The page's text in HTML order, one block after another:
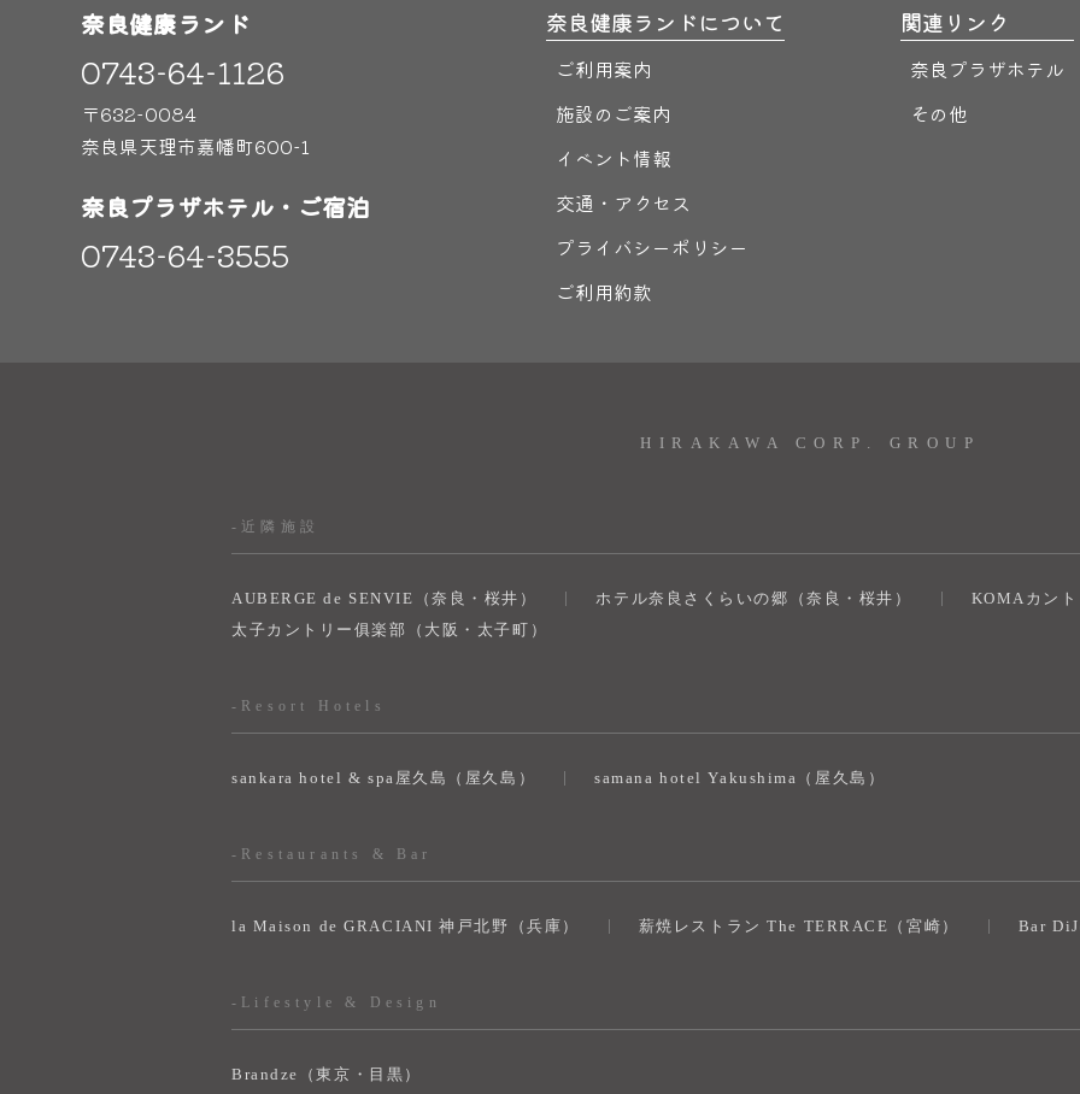
奈良健康ランド
0743-64-1126
〒632-0084
奈良県天理市嘉幡町600-1
奈良プラザホテル・ご宿泊
0743-64-3555
奈良健康ランドについて
ご利用案内
施設のご案内
イベント情報
交通・アクセス
プライバシーポリシー
ご利用約款
関連リンク
奈良プラザホテル
その他
HIRAKAWA CORP. GROUP
-近隣施設
AUBERGE de SENVIE（奈良・桜井） ホテル奈良さくらいの郷（奈良・桜井）
KOMAカント
太子カントリー俱楽部（大阪・太子町）
-Resort Hotels
sankara hotel & spa屋久島（屋久島） samana hotel Yakushima（屋久島）
-Restaurants & Bar
la Maison de GRACIANI 神戸北野（兵庫） 薪焼レストラン The TERRACE（宮崎） Bar
-Lifestyle & Design
Brandze（東京・目黒）